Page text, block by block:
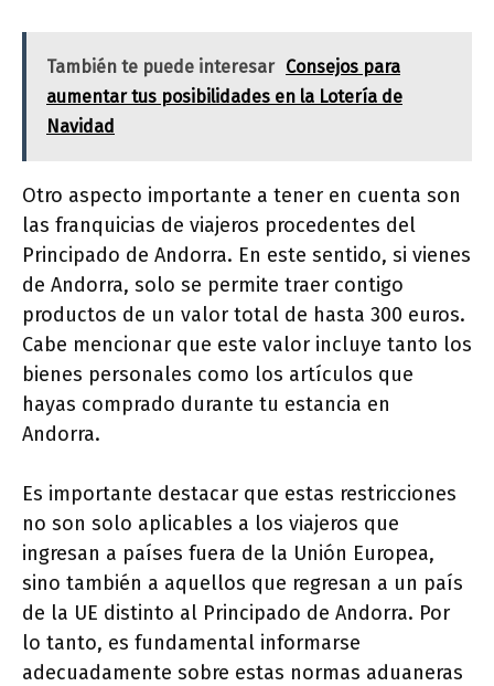
También te puede interesar Consejos para
aumentar tus posibilidades en la Lotería de
Navidad
Otro aspecto importante a tener en cuenta son
las franquicias de viajeros procedentes del
Principado de Andorra. En este sentido, si vienes
de Andorra, solo se permite traer contigo
productos de un valor total de hasta 300 euros.
Cabe mencionar que este valor incluye tanto los
bienes personales como los artículos que
hayas comprado durante tu estancia en
Andorra.
Es importante destacar que estas restricciones
no son solo aplicables a los viajeros que
ingresan a países fuera de la Unión Europea,
sino también a aquellos que regresan a un país
de la UE distinto al Principado de Andorra. Por
lo tanto, es fundamental informarse
adecuadamente sobre estas normas aduaneras